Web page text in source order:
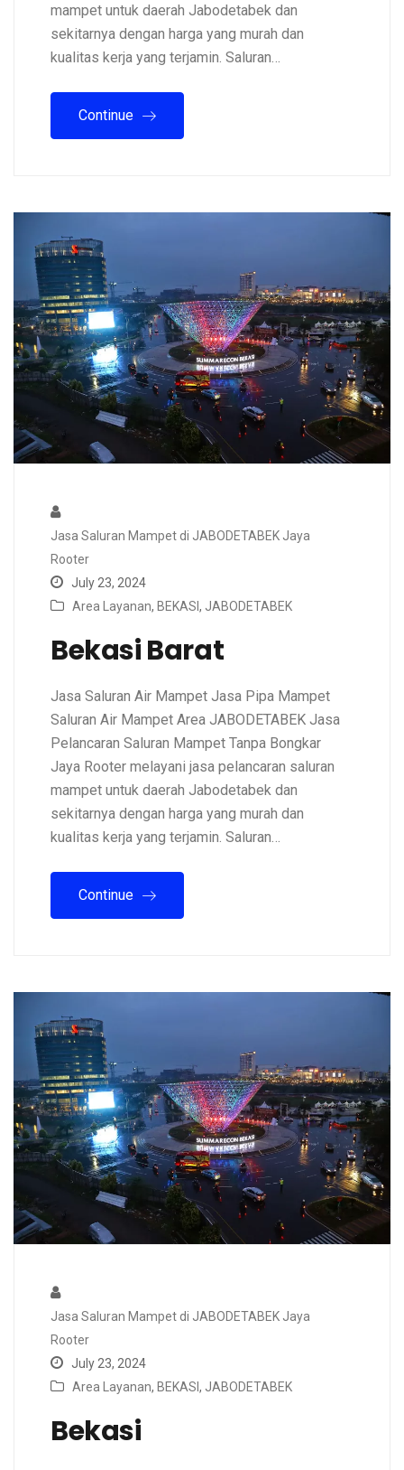
mampet untuk daerah Jabodetabek dan
sekitarnya dengan harga yang murah dan
kualitas kerja yang terjamin. Saluran…
Continue
Jasa Saluran Mampet di JABODETABEK Jaya
Rooter
July 23, 2024
Area Layanan, BEKASI , JABODETABEK
Bekasi Barat
Jasa Saluran Air Mampet Jasa Pipa Mampet
Saluran Air Mampet Area JABODETABEK Jasa
Pelancaran Saluran Mampet Tanpa Bongkar
Jaya Rooter melayani jasa pelancaran saluran
mampet untuk daerah Jabodetabek dan
sekitarnya dengan harga yang murah dan
kualitas kerja yang terjamin. Saluran…
Continue
Jasa Saluran Mampet di JABODETABEK Jaya
Rooter
July 23, 2024
Area Layanan, BEKASI , JABODETABEK
Bekasi